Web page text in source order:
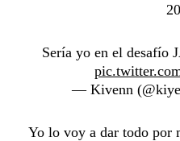
Sería yo en el desafío
— Kivenn
Yo lo voy a dar todo por